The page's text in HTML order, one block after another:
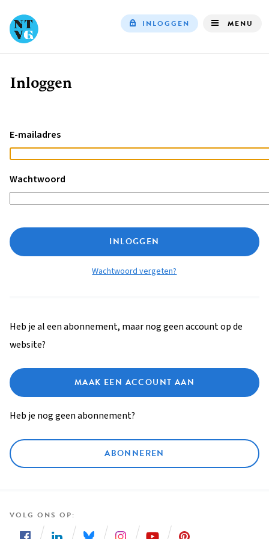
INLOGGEN MENU
Kruimelpad
Inloggen
E-mailadres
Wachtwoord
INLOGGEN
Wachtwoord vergeten?
Heb je al een abonnement, maar nog geen account op de
website?
MAAK EEN ACCOUNT AAN
Heb je nog geen abonnement?
ABONNEREN
VOLG ONS OP